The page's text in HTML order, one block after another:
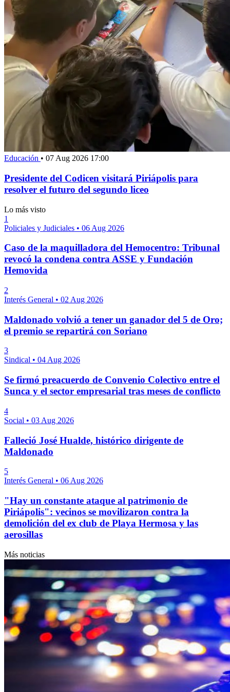
Educación • 07 Aug 2026 17:00
Presidente del Codicen visitará Piriápolis para
resolver el futuro del segundo liceo
Lo más visto
1
Policiales y Judiciales • 06 Aug 2026
Caso de la maquilladora del Hemocentro: Tribunal
revocó la condena contra ASSE y Fundación
Hemovida
2
Interés General • 02 Aug 2026
Maldonado volvió a tener un ganador del 5 de Oro;
el premio se repartirá con Soriano
3
Sindical • 04 Aug 2026
Se firmó preacuerdo de Convenio Colectivo entre el
Sunca y el sector empresarial tras meses de conflicto
4
Social • 03 Aug 2026
Falleció José Hualde, histórico dirigente de
Maldonado
5
Interés General • 06 Aug 2026
"Hay un constante ataque al patrimonio de
Piriápolis": vecinos se movilizaron contra la
demolición del ex club de Playa Hermosa y las
aerosillas
Más noticias